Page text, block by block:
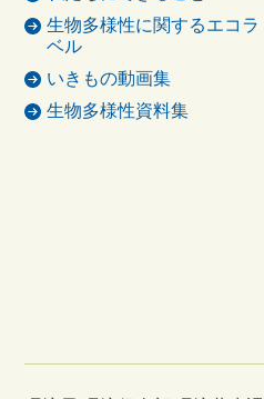
生物多様性に関するエコラ
ベル
いきもの動画集
生物多様性資料集